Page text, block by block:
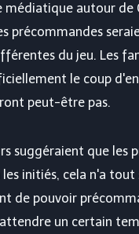
médiatique autour de
précommandes
du jeu. Les
le coup
peut-être pas.
suggéraient que les
les initiés, cela n'a
de pouvoir
un certain